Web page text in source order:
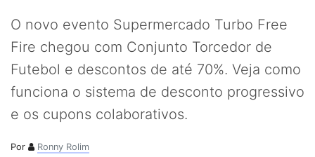
O novo evento Supermercado Turbo Free
Fire chegou com Conjunto Torcedor de
Futebol e descontos de até 70%. Veja como
funciona o sistema de desconto progressivo
e os cupons colaborativos.
Por
Ronny Rolim